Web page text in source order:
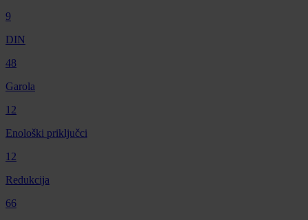
9
DIN
48
Garola
12
Enološki priključci
12
Redukcija
66